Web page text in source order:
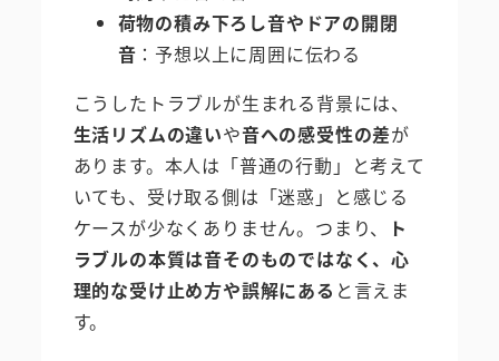
荷物の積み下ろし音やドアの開閉
音 ：予想以上に周囲に伝わる
こうしたトラブルが生まれる背景には、
生活リズムの違いや音への感受性の差が
あります。本人は「普通の行動」と考えて
いても、受け取る側は「迷惑」と感じる
ケースが少なくありません。つまり、
ト
ラブルの本質は音そのものではなく、心
理的な受け止め方や誤解にある と言えま
す。